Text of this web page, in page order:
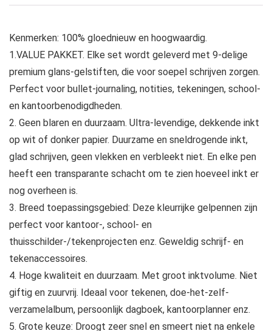
Kenmerken: 100% gloednieuw en hoogwaardig.
1.VALUE PAKKET. Elke set wordt geleverd met 9-delige
premium glans-gelstiften, die voor soepel schrijven zorgen.
Perfect voor bullet-journaling, notities, tekeningen, school-
en kantoorbenodigdheden.
2. Geen blaren en duurzaam. Ultra-levendige, dekkende inkt
op wit of donker papier. Duurzame en sneldrogende inkt,
glad schrijven, geen vlekken en verbleekt niet. En elke pen
heeft een transparante schacht om te zien hoeveel inkt er
nog overheen is.
3. Breed toepassingsgebied: Deze kleurrijke gelpennen zijn
perfect voor kantoor-, school- en
thuisschilder-/tekenprojecten enz. Geweldig schrijf- en
tekenaccessoires.
4. Hoge kwaliteit en duurzaam. Met groot inktvolume. Niet
giftig en zuurvrij. Ideaal voor tekenen, doe-het-zelf-
verzamelalbum, persoonlijk dagboek, kantoorplanner enz.
5. Grote keuze: Droogt zeer snel en smeert niet na enkele